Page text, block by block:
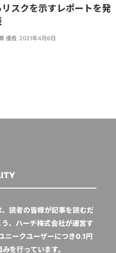
リスクを示すレポートを発
優香, 2021年4月6日
読者の皆様が記事を読むだ
、ハーチ株式会社が運営す
ニークユーザーにつき0.1円
を行っています。